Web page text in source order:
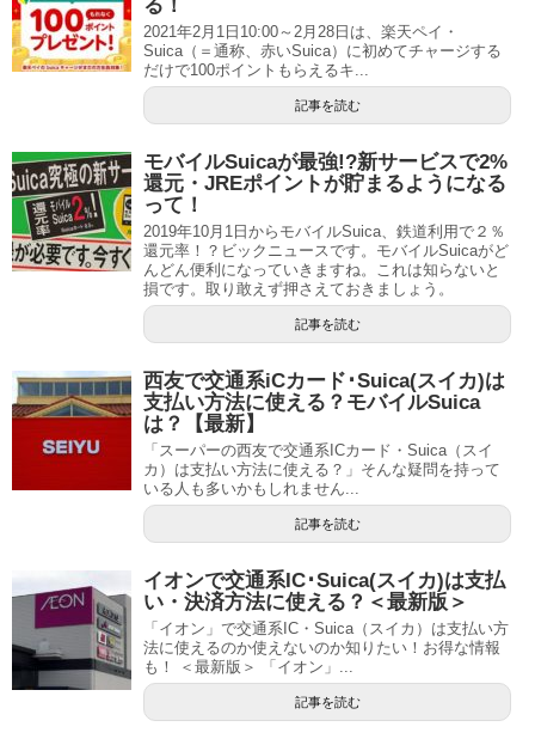
る！
2021年2月1日10:00～2月28日は、楽天ペイ・
Suica（＝通称、赤いSuica）に初めてチャージする
だけで100ポイントもらえるキ...
記事を読む
モバイルSuicaが最強!?新サービスで2%
還元・JREポイントが貯まるようになる
って！
2019年10月1日からモバイルSuica、鉄道利用で２％
還元率！？ビックニュースです。モバイルSuicaがど
んどん便利になっていきますね。これは知らないと
損です。取り敢えず押さえておきましょう。
記事を読む
西友で交通系iCカード･Suica(スイカ)は
支払い方法に使える？モバイルSuica
は？【最新】
「スーパーの西友で交通系ICカード・Suica（スイ
カ）は支払い方法に使える？」そんな疑問を持って
いる人も多いかもしれません...
記事を読む
イオンで交通系IC･Suica(スイカ)は支払
い・決済方法に使える？＜最新版＞
「イオン」で交通系IC・Suica（スイカ）は支払い方
法に使えるのか使えないのか知りたい！お得な情報
も！ ＜最新版＞ 「イオン」...
記事を読む